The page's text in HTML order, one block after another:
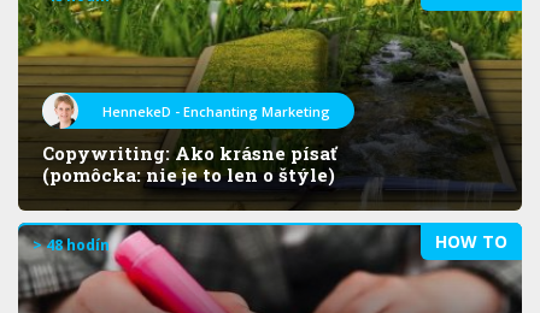
HennekeD - Enchanting Marketing
Copywriting: Ako krásne písať
(pomôcka: nie je to len o štýle)
HOW TO
> 48 hodín